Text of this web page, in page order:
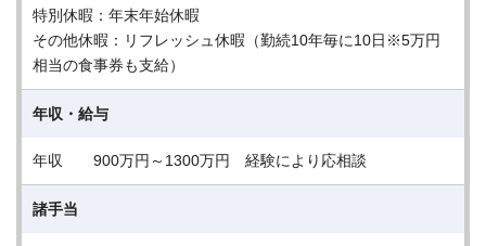
特別休暇：年末年始休暇
その他休暇：リフレッシュ休暇（勤続10年毎に10日※5万円
相当の食事券も支給）
年収・給与
年収 900万円～1300万円 経験により応相談
諸手当